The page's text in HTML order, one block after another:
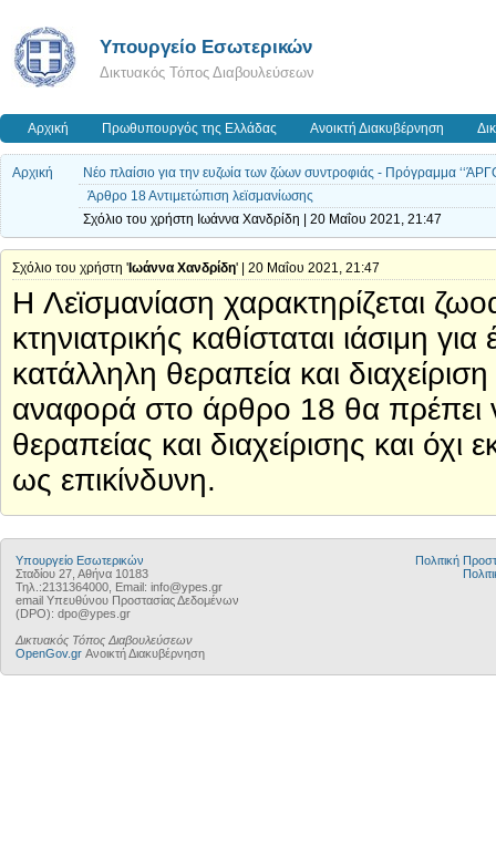
Υπουργείο Εσωτερικών
Δικτυακός Τόπος Διαβουλεύσεων
Αρχική Πρωθυπουργός της Ελλάδας Ανοικτή Διακυβέρνηση
Αρχική
Νέο πλαίσιο για την ευζωία των ζώων συντροφιάς - Πρόγραμμα
Άρθρο 18 Αντιμετώπιση λεϊσμανίωσης
Σχόλιο του χρήστη Ιωάννα Χανδρίδη | 20 Μαΐου 2021, 21:47
Σχόλιο του χρήστη ' Ιωάννα Χανδρίδη' | 20 Μαΐου 2021, 21:47
H Λεϊσμανίαση χαρακτηρίζεται
κτηνιατρικής καθίσταται ιάσιμη
κατάλληλη θεραπεία και
αναφορά στο άρθρο 18 θα πρέπει
θεραπείας και διαχείρισης και όχι
ως επικίνδυνη.
Υπουργείο Εσωτερικών
Σταδίου 27, Αθήνα 10183
Τηλ.:2131364000, Email: info@ypes.gr
email Υπευθύνου Προστασίας Δεδομένων
(DPO): dpo@ypes.gr
Δικτυακός Τόπος Διαβουλεύσεων
OpenGov.gr Ανοικτή Διακυβέρνηση
Πολιτική